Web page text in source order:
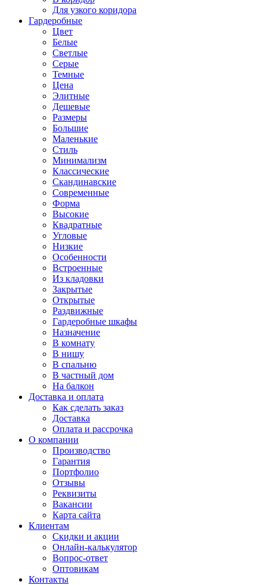
Для узкого коридора
Гардеробные
Цвет
Белые
Светлые
Серые
Темные
Цена
Элитные
Дешевые
Размеры
Большие
Маленькие
Стиль
Минимализм
Классические
Скандинавские
Современные
Форма
Высокие
Квадратные
Угловые
Низкие
Особенности
Встроенные
Из кладовки
Закрытые
Открытые
Раздвижные
Гардеробные шкафы
Назначение
В комнату
В нишу
В спальню
В частный дом
На балкон
Доставка и оплата
Как сделать заказ
Доставка
Оплата и рассрочка
О компании
Производство
Гарантия
Портфолио
Отзывы
Реквизиты
Вакансии
Карта сайта
Клиентам
Скидки и акции
Онлайн-калькулятор
Вопрос-ответ
Оптовикам
Контакты